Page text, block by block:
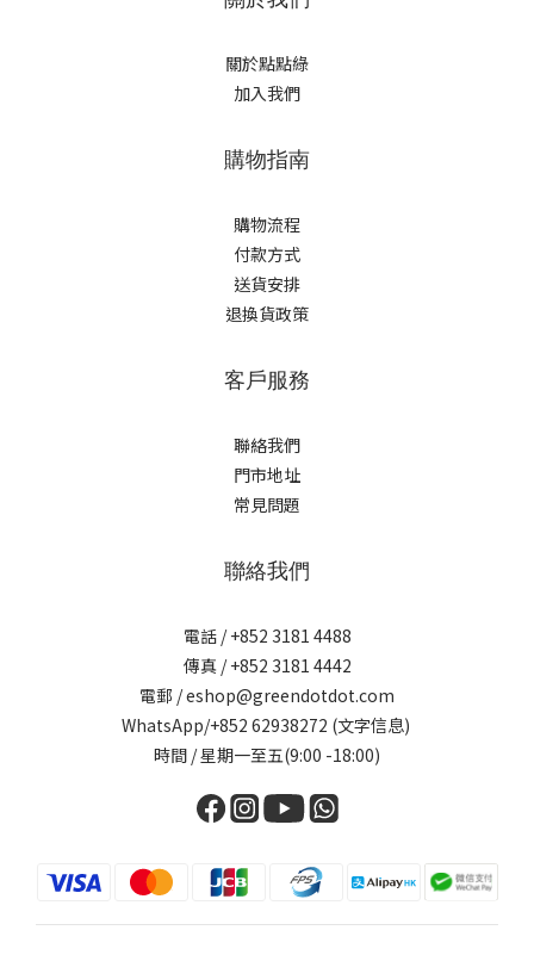
關於點點綠
加入我們
購物指南
購物流程
付款方式
送貨安排
退換貨政策
客戶服務
聯絡我們
門市地址
常見問題
聯絡我們
電話 / +852 3181 4488
傳真 / +852 3181 4442
電郵 / eshop@greendotdot.com
WhatsApp/+852 62938272 (文字信息)
時間 / 星期一至五(9:00 -18:00)